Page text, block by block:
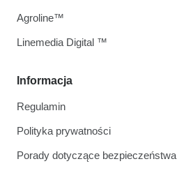
Informacja
Regulamin
Polityka prywatności
Porady dotyczące bezpieczeństwa
Agroline™
Linemedia Digital ™